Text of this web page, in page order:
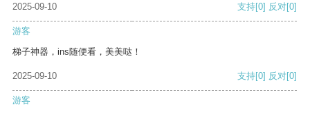
2025-09-10 支持[0] 反对[0]
游客
梯子神器，ins随便看，美美哒！
2025-09-10 支持[0] 反对[0]
游客